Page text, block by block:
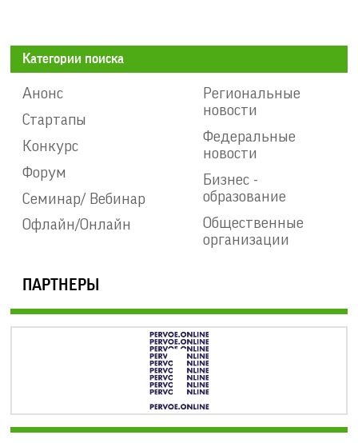
Категории поиска
Анонс
Стартапы
Конкурс
Форум
Семинар/ Вебинар
Офлайн/Онлайн
Региональные
новости
Федеральные
новости
Бизнес -
образование
Общественные
организации
ПАРТНЕРЫ